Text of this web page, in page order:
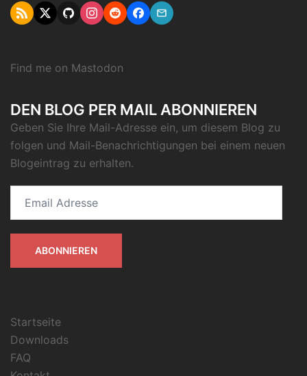
RSS TwitterGithubInstagram
RedditFacebook
Email
Find me on Mastodon
DEN BLOG PER MAIL ABONNIEREN
Geben Sie Ihre Mail-Adresse ein, um diesem Blog zu
folgen und Mail-Benachrichtigungen bei einem neuen
Blogeintrag zu erhalten.
Adresse
ABONNIEREN
Startseite
Downloads
FAQ